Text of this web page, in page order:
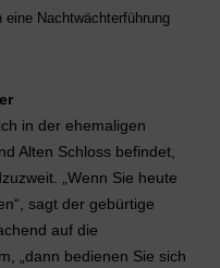
Nachtwächterführung
in der ehemaligen
Alten Schloss befindet,
„Wenn Sie heute
sagt der gebürtige
auf die
„dann bedienen Sie sich